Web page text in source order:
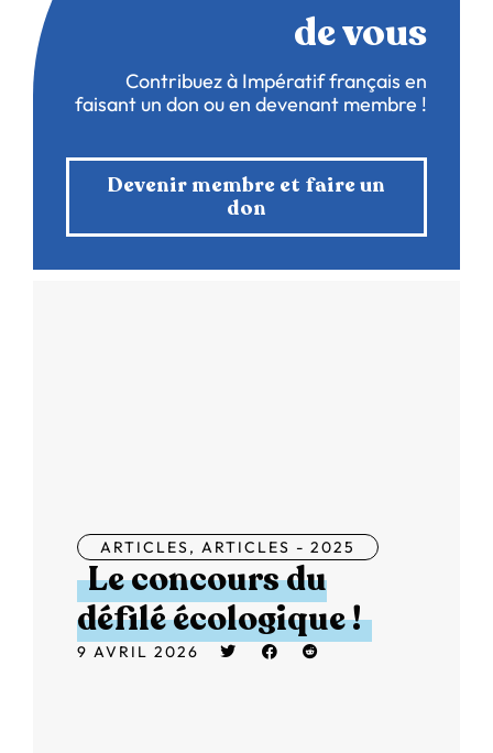
de vous
Contribuez à Impératif français en
faisant un don ou en devenant membre !
Devenir membre et faire un
don
ARTICLES, ARTICLES - 2025
Le concours du
défilé écologique !
9 AVRIL 2026